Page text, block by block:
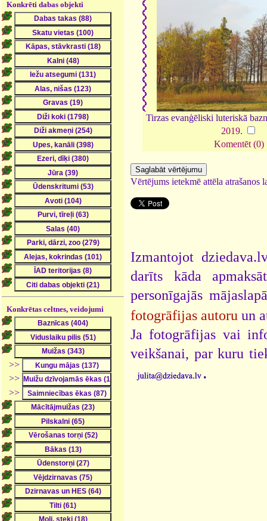
Konkrēti dabas objekti
Konkrētas celtnes, veidojumi
>>
>>
>>
Tirzas evanģēliski luteriskā
2019.
Komentēt (0)
Vērtējums ietekmē attēla atrašanos
Izmantojot
darīts kāda
personīgajās
fotogrāfijas autoru un
Ja fotogrāfijas vai
veikšanai, par kuru
.